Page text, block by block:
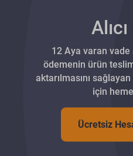
12 Aya varan vade
ödemenin ürün
aktarılmasını
için
Ücretsiz